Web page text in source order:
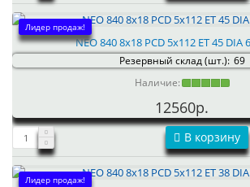
Лидер продаж!
NEO 840 8x18 PCD 5x112 ET 45 DIA
Резервный склад (шт.): 69
Наличие:
12560р.
В корзину
Лидер продаж!